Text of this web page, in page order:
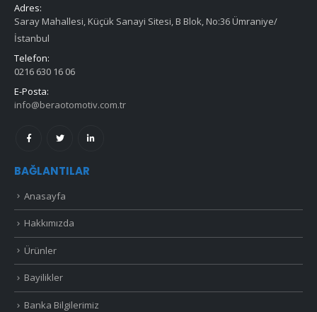
Adres:
Saray Mahallesi, Küçük Sanayi Sitesi, B Blok, No:36 Ümraniye/
İstanbul
Telefon:
0216 630 16 06
E-Posta:
info@beraotomotiv.com.tr
BAĞLANTILAR
Anasayfa
Hakkımızda
Ürünler
Bayilikler
Banka Bilgilerimiz